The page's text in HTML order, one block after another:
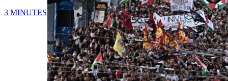
3 MINUTES